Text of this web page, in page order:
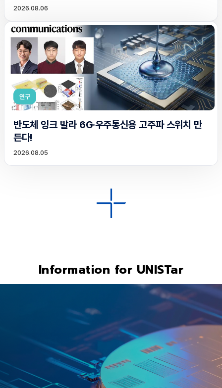
2026.08.06
연구
반도체 잉크 발라 6G·우주통신용 고주파 스위치 만
든다!
2026.08.05
Information for UNISTar